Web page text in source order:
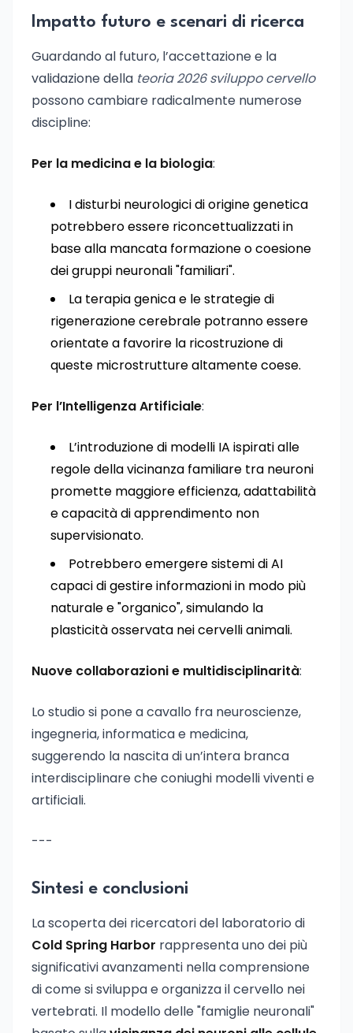
Impatto futuro e scenari di ricerca
Guardando al futuro, l’accettazione e la
validazione della teoria 2026 sviluppo cervello
possono cambiare radicalmente numerose
discipline:
Per la medicina e la biologia:
I disturbi neurologici di origine genetica
potrebbero essere riconcettualizzati in
base alla mancata formazione o coesione
dei gruppi neuronali "familiari".
La terapia genica e le strategie di
rigenerazione cerebrale potranno essere
orientate a favorire la ricostruzione di
queste microstrutture altamente coese.
Per l’Intelligenza Artificiale:
L’introduzione di modelli IA ispirati alle
regole della vicinanza familiare tra neuroni
promette maggiore efficienza, adattabilità
e capacità di apprendimento non
supervisionato.
Potrebbero emergere sistemi di AI
capaci di gestire informazioni in modo più
naturale e "organico", simulando la
plasticità osservata nei cervelli animali.
Nuove collaborazioni e multidisciplinarità:
Lo studio si pone a cavallo fra neuroscienze,
ingegneria, informatica e medicina,
suggerendo la nascita di un’intera branca
interdisciplinare che coniughi modelli viventi e
artificiali.
---
Sintesi e conclusioni
La scoperta dei ricercatori del laboratorio di
Cold Spring Harbor rappresenta uno dei più
significativi avanzamenti nella comprensione
di come si sviluppa e organizza il cervello nei
vertebrati. Il modello delle "famiglie neuronali"